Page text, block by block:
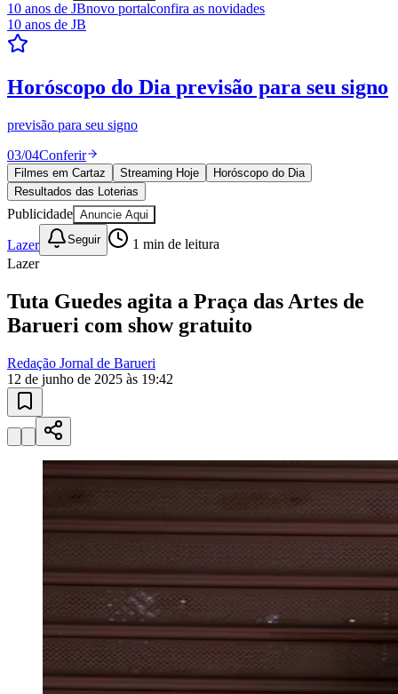
Ceará
10 anos de JBnovo portalconfira as novidades
10 anos de JB
Resultados das Loterias confira se ganhou
Mega-Sena, Quina, Lotofácil e todos os jogos. Resultado
04/04Ver resultados
Filmes em Cartaz Streaming Hoje
Resultados das Loterias
Publicidade Anuncie Aqui
Lazer Seguir
Tuta Guedes agita a Praça das Artes de
Barueri com show gratuito
Redação Jornal de Barueri
12 de junho de 2025 às 19:42